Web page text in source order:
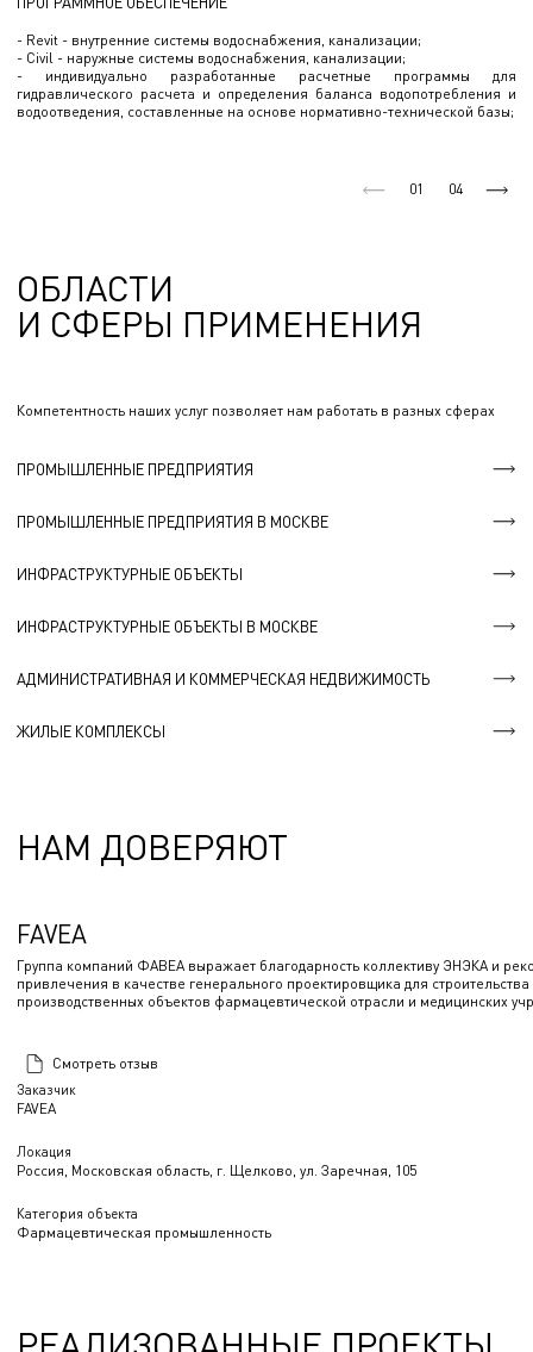
- Revit - внутренние системы водоснабжения, канализации;
- Civil - наружные системы водоснабжения, канализации;
- индивидуально разработанные расчетные программы для
гидравлического расчета и определения баланса водопотребления и
водоотведения, составленные на основе нормативно-технической базы;
01 04
ОБЛАСТИ
И СФЕРЫ ПРИМЕНЕНИЯ
Компетентность наших услуг позволяет нам работать в разных сферах
ПРОМЫШЛЕННЫЕ ПРЕДПРИЯТИЯ
ПРОМЫШЛЕННЫЕ ПРЕДПРИЯТИЯ В МОСКВЕ
ИНФРАСТРУКТУРНЫЕ ОБЪЕКТЫ
ИНФРАСТРУКТУРНЫЕ ОБЪЕКТЫ В МОСКВЕ
АДМИНИСТРАТИВНАЯ И КОММЕРЧЕСКАЯ НЕДВИЖИМОСТЬ
ЖИЛЫЕ КОМПЛЕКСЫ
НАМ ДОВЕРЯЮТ
Заказчик
FAVEA
Локация
Россия, Московская область, г. Щелково, ул. Заречная, 105
Категория объекта
Фармацевтическая промышленность
FAVEA
Группа компаний ФАВЕА выражает благодарность коллективу ЭНЭКА и
привлечения в качестве генерального проектировщика для строительства
производственных объектов фармацевтической отрасли и медицинских
Смотреть отзыв